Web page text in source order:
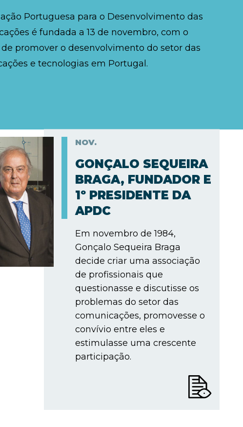
Portuguesa para o Desenvolvimento das
é fundada a 13 de novembro, com o
promover o desenvolvimento do setor das
e tecnologias em Portugal.
NOV.
GONÇALO SEQUEIRA
BRAGA, FUNDADOR E
1º PRESIDENTE DA
APDC
Em novembro de 1984,
Gonçalo Sequeira Braga
decide criar uma associação
de profissionais que
questionasse e discutisse os
problemas do setor das
comunicações, promovesse o
convívio entre eles e
estimulasse uma crescente
participação.